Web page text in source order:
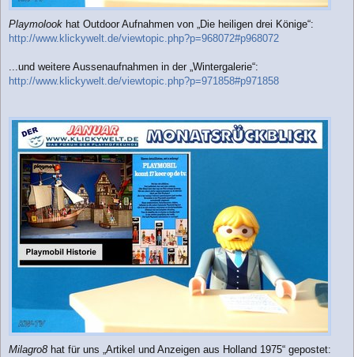
Playmolook hat Outdoor Aufnahmen von „Die heiligen drei Könige“:
http://www.klickywelt.de/viewtopic.php?p=968072#p968072
...und weitere Aussenaufnahmen in der „Wintergalerie“:
http://www.klickywelt.de/viewtopic.php?p=971858#p971858
Milagro8 hat für uns „Artikel und Anzeigen aus Holland 1975“ gepostet: